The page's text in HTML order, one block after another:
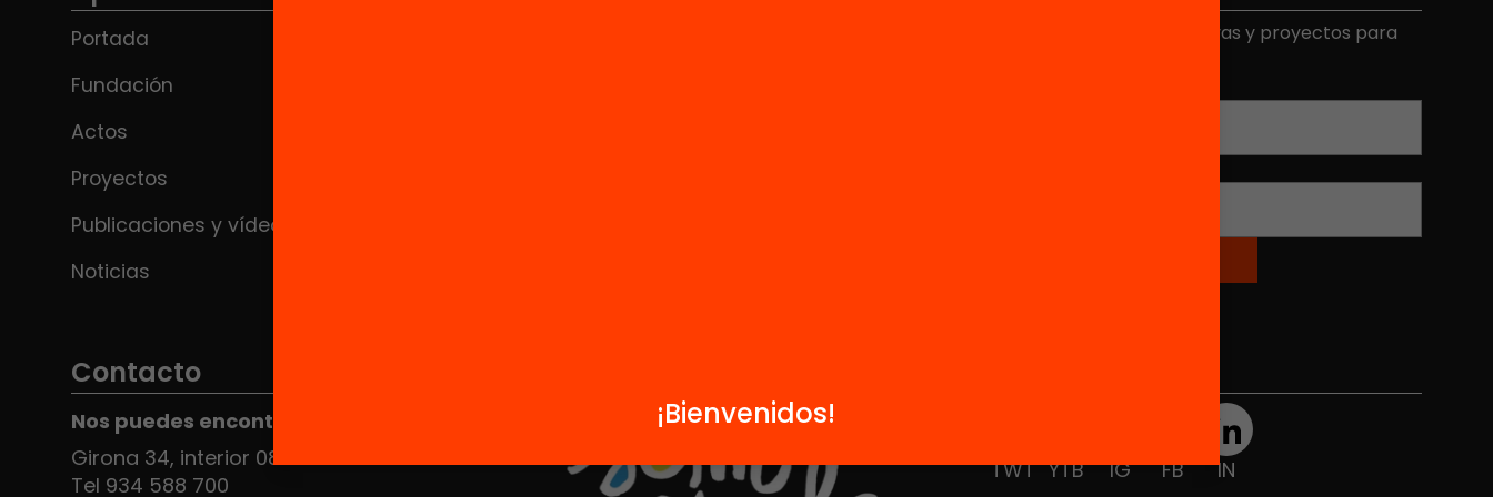
Recibe contenidos, iniciativas y proyectos para
Portada
Fundación
Actos
Proyectos
Publicaciones y vídeos
Noticias
Contacto
Nos puedes encontrar en el HUB Social
Girona 34, interior 08010 Barcelona
Tel 934 588 700
TWT YTB IG FB IN
¡Bienvenidos!